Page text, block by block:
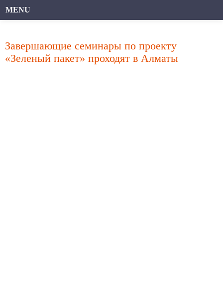
MENU
Завершающие семинары по проекту
«Зеленый пакет» проходят в Алматы